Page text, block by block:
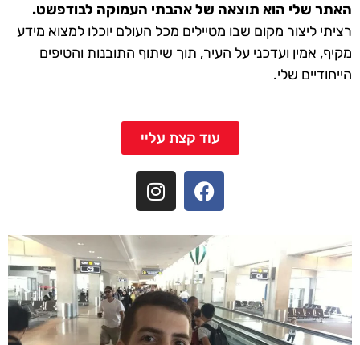
האתר שלי הוא תוצאה של אהבתי העמוקה לבודפשט.
רציתי ליצור מקום שבו מטיילים מכל העולם יוכלו למצוא מידע
מקיף, אמין ועדכני על העיר, תוך שיתוף התובנות והטיפים
הייחודיים שלי.
עוד קצת עליי